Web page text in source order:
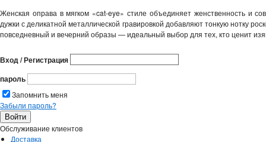
Женская оправа в мягком «cat‑eye» стиле объединяет женственность и
дужки с деликатной металлической гравировкой добавляют тонкую нотку
повседневный и вечерний образы — идеальный выбор для тех, кто ценит
Вход / Регистрация
пароль
Запомнить меня
Забыли пароль?
Обслуживание клиентов
Доставка